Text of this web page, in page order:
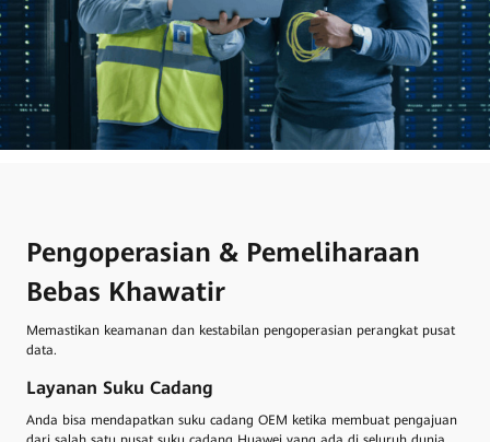
Pengoperasian & Pemeliharaan
Bebas Khawatir
Memastikan keamanan dan kestabilan pengoperasian perangkat pusat
data.
Layanan Suku Cadang
Anda bisa mendapatkan suku cadang OEM ketika membuat pengajuan